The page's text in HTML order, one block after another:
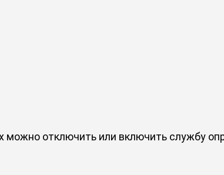
отключить или включить службу